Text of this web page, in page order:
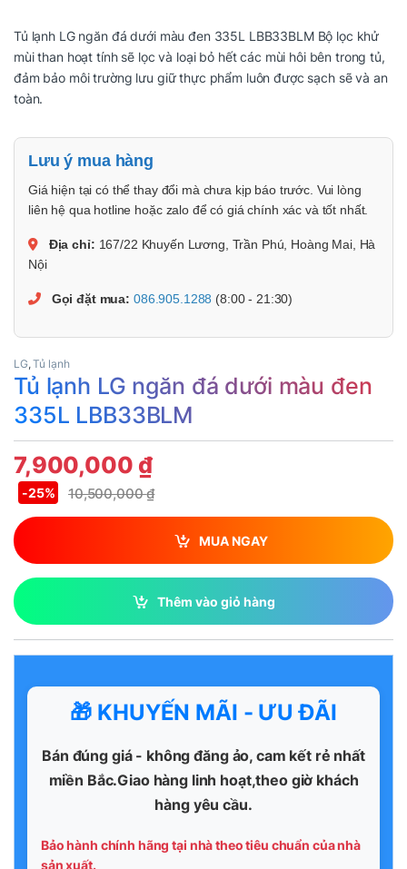
Tủ lạnh LG ngăn đá dưới màu đen 335L LBB33BLM Bộ lọc khử
mùi than hoạt tính sẽ lọc và loại bỏ hết các mùi hôi bên trong tủ,
đảm bảo môi trường lưu giữ thực phẩm luôn được sạch sẽ và an
toàn.
Lưu ý mua hàng
Giá hiện tại có thể thay đổi mà chưa kịp báo trước. Vui lòng
liên hệ qua hotline hoặc zalo để có giá chính xác và tốt nhất.
Địa chỉ: 167/22 Khuyến Lương, Trần Phú, Hoàng Mai, Hà
Nội
Gọi đặt mua: 086.905.1288 (8:00 - 21:30)
LG,Tủ lạnh
Tủ lạnh LG ngăn đá dưới màu đen
335L LBB33BLM
7,900,000 ₫
10,500,000₫
-25%
MUA NGAY
Thêm vào giỏ hàng
🎁 KHUYẾN MÃI - ƯU ĐÃI
Bán đúng giá - không đăng ảo, cam kết rẻ nhất
miền Bắc.Giao hàng linh hoạt,theo giờ khách
hàng yêu cầu.
Bảo hành chính hãng tại nhà theo tiêu chuẩn của nhà
sản xuất.